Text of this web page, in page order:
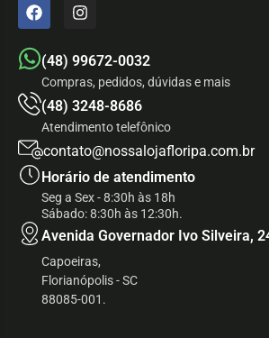
(48) 99672-0032
Compras, pedidos, dúvidas e mais
(48) 3248-8686
Atendimento telefônico
contato@nossalojafloripa.com.br
Horário de atendimento
Seg a Sex - 8:30h às 18h
Sábado: 8:30h às 12:30h.
Avenida Governador Ivo Silveira,
Capoeiras,
Florianópolis - SC
88085-001.